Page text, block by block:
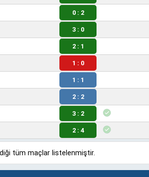
0 : 2
3 : 0
2 : 1
1 : 0
1 : 1
2 : 2
3 : 2
2 : 4
tüm maçlar listelenmiştir.